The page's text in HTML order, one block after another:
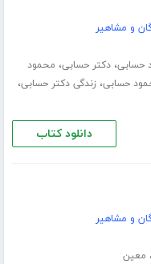
و مشاهیر
حسابی،دکتر حسابی، محمود
حسابی، زندگی دکتر حسابی،
دانلود کتاب
و مشاهیر
، معین